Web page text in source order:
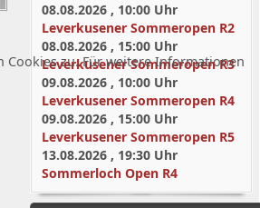
08.08.2026, 10:00Uhr
Leverkusener Sommeropen R2
08.08.2026, 15:00Uhr
Leverkusener Sommeropen R3
09.08.2026, 10:00Uhr
Leverkusener Sommeropen R4
09.08.2026, 15:00Uhr
Leverkusener Sommeropen R5
13.08.2026, 19:30Uhr
Sommerloch Open R4
Cookies zu. Für weitere Informationen